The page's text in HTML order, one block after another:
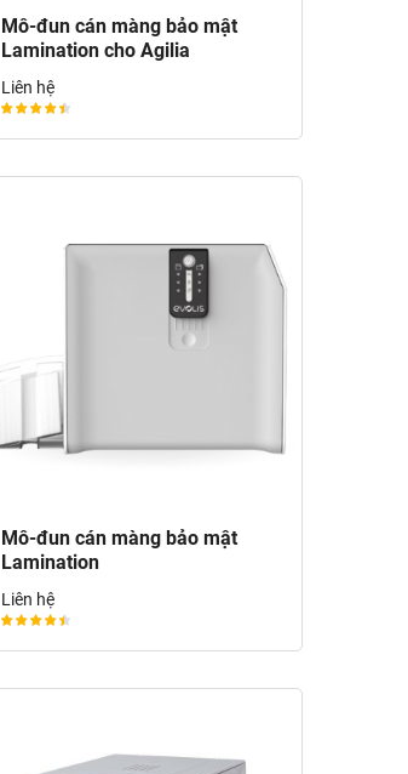
Mô-đun cán màng bảo mật
Lamination cho Agilia
Liên hệ
Mô-đun cán màng bảo mật
Lamination
Liên hệ